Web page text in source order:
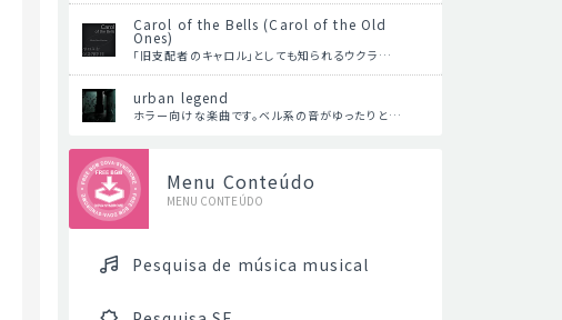
Carol of the Bells (Carol of the Old
Ones)
「旧支配者のキャロル」としても知られるウクラ…
urban legend
ホラー向けな楽曲です。ベル系の音がゆったりと…
Menu Conteúdo
MENU CONTEÚDO
Pesquisa de música musical